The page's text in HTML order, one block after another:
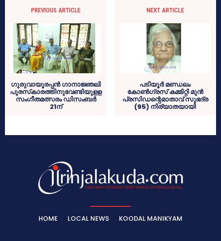
PREVIOUS ARTICLE
ഗുരുവായൂരപ്പന്‍ ഗാനാജ്ഞലി
പുരസ്‌കാരത്തിനുവേണ്ടിയുളള
സംഗീതമത്സരം ഡിസംബര്‍
21ന്
NEXT ARTICLE
പടിയൂര്‍ മണ്ഡലം
കോണ്‍ഗ്രസ് കമ്മിറ്റി മുന്‍
പ്രസിഡന്റെമാതാവ് സുഭദ്ര
(95) നിര്യാതയായി
HOME LOCAL NEWS KOODAL MANIKYAM